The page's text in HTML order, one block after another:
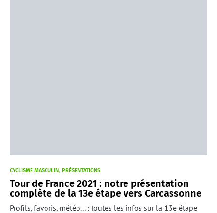
CYCLISME MASCULIN PRÉSENTATIONS
Tour de France 2021 : notre présentation
complète de la 13e étape vers Carcassonne
Profils, favoris, météo... : toutes les infos sur la 13e étape